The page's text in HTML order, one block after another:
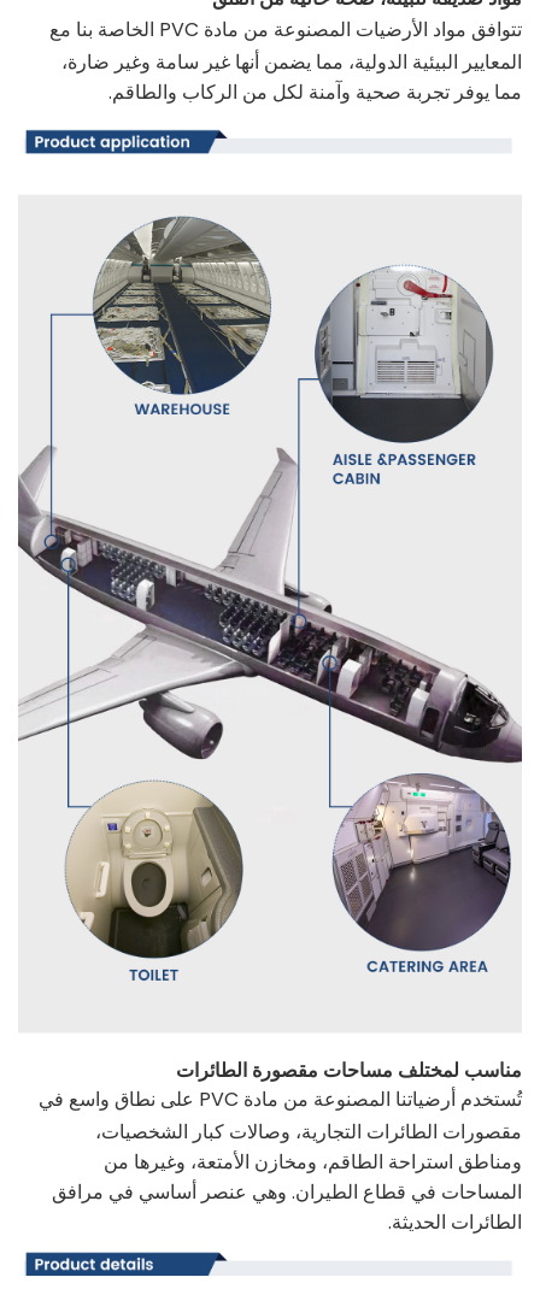
تتوافق مواد الأرضيات المصنوعة من مادة PVC الخاصة بنا مع
المعايير البيئية الدولية، مما يضمن أنها غير سامة وغير ضارة،
مما يوفر تجربة صحية وآمنة لكل من الركاب والطاقم.
مناسب لمختلف مساحات مقصورة الطائرات
تُستخدم أرضياتنا المصنوعة من مادة PVC على نطاق واسع في
مقصورات الطائرات التجارية، وصالات كبار الشخصيات،
ومناطق استراحة الطاقم، ومخازن الأمتعة، وغيرها من
المساحات في قطاع الطيران. وهي عنصر أساسي في مرافق
الطائرات الحديثة.